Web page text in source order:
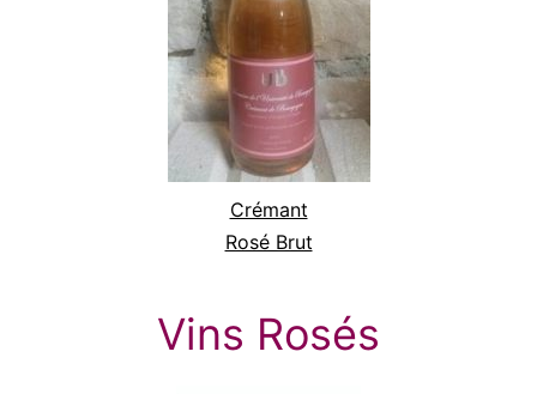
Crémant
Rosé Brut
Vins Rosés